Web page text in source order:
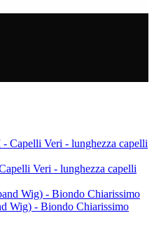
Veri - lunghezza capelli
Wig) - Biondo Chiarissimo